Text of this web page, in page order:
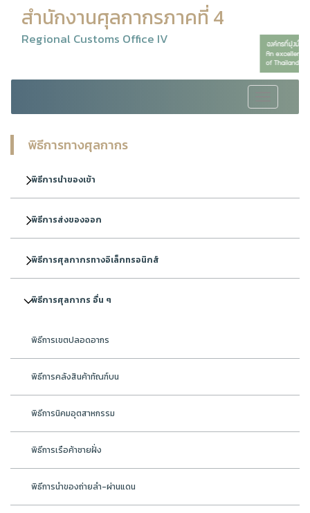
สำนักงานศุลกากรภาคที่ 4
Regional Customs Office IV
navigation
พิธีการทางศุลกากร
พิธีการนำของเข้า
พิธีการส่งของออก
พิธีการศุลกากรทางอิเล็กทรอนิกส์
พิธีการศุลกากร อื่น ๆ
พิธีการเขตปลอดอากร
พิธีการคลังสินค้าทัณฑ์บน
พิธีการนิคมอุตสาหกรรม
พิธีการเรือค้าชายฝั่ง
พิธีการนำของถ่ายลำ-ผ่านแดน